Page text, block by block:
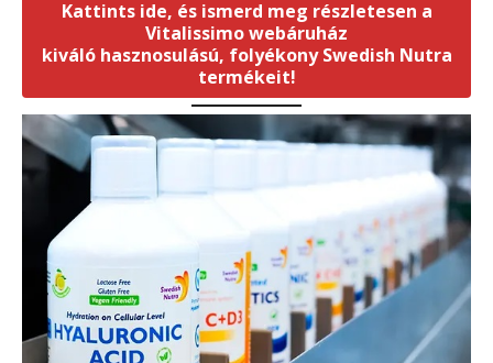
Kattints ide, és ismerd meg részletesen a
Vitalissimo webáruház
kiváló hasznosulású, folyékony Swedish Nutra
termékeit!